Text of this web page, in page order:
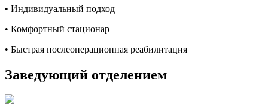
• Индивидуальный подход
• Комфортный стационар
• Быстрая послеоперационная реабилитация
Заведующий отделением